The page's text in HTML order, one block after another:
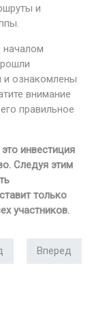
и
и ознакомлены
внимание
правильное
инвестиция
Следуя этим
только
участников.
Вперед